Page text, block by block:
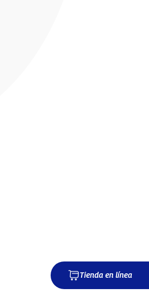
Tienda en línea